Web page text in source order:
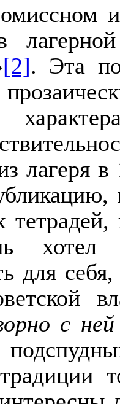
[2]. Эта
лагеря
хотел
для
с